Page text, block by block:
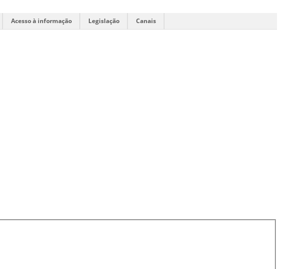
Acesso à informação Legislação Canais